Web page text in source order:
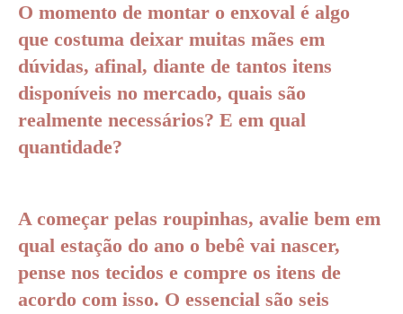
O momento de montar o enxoval é algo
que costuma deixar muitas mães em
dúvidas, afinal, diante de tantos itens
disponíveis no mercado, quais são
realmente necessários? E em qual
quantidade?
A começar pelas roupinhas, avalie bem em
qual estação do ano o bebê vai nascer,
pense nos tecidos e compre os itens de
acordo com isso. O essencial são seis